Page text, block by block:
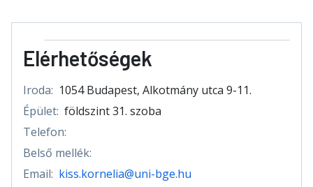
Elérhetőségek
Iroda: 1054 Budapest, Alkotmány utca 9-11.
Épület: földszint 31. szoba
Telefon:
Belső mellék:
Email: kiss.kornelia@uni-bge.hu